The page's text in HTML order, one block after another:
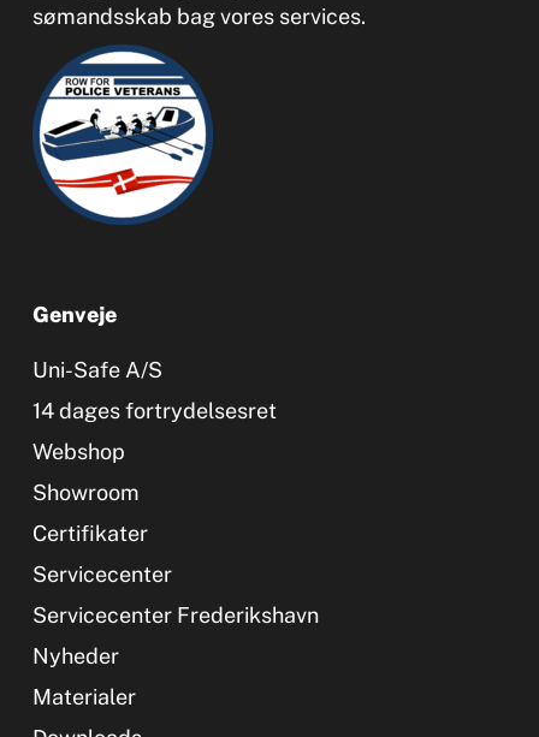
sømandsskab bag vores services.
Genveje
Uni-Safe A/S
14 dages fortrydelsesret
Webshop
Showroom
Certifikater
Servicecenter
Servicecenter Frederikshavn
Nyheder
Materialer